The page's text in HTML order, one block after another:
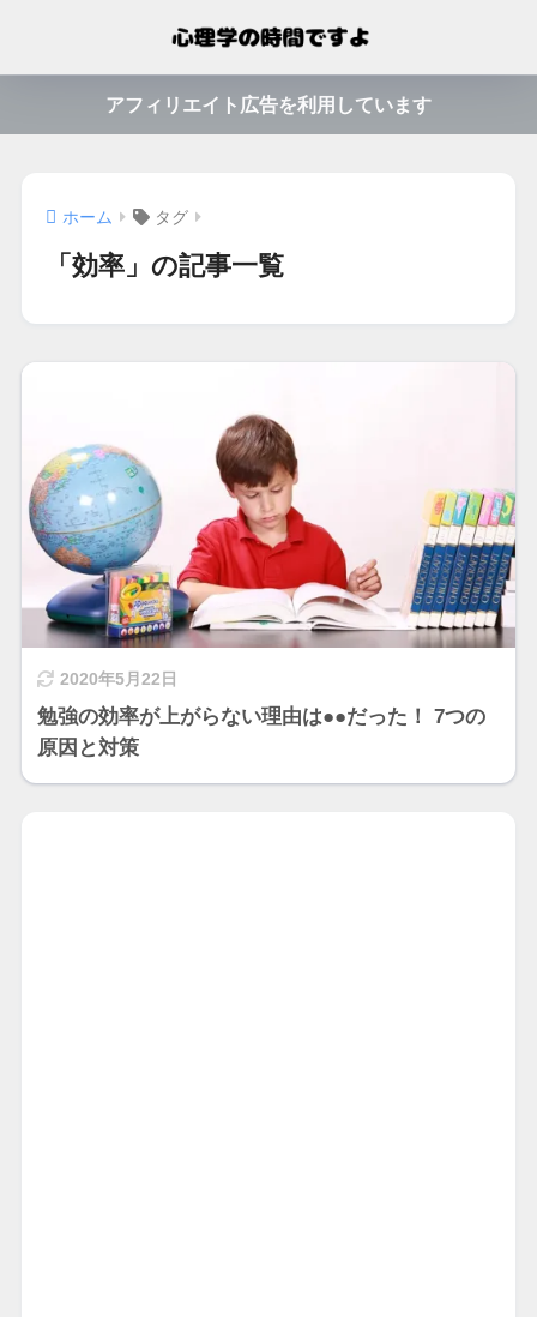
アフィリエイト広告を利用しています
ホーム タグ
「効率」の記事一覧
2020年5月22日
勉強の効率が上がらない理由は●●だった！ 7つの
原因と対策